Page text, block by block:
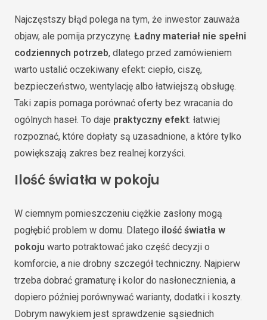
Najczęstszy błąd polega na tym, że inwestor zauważa
objaw, ale pomija przyczynę. Ładny materiał nie spełni
codziennych potrzeb, dlatego przed zamówieniem
warto ustalić oczekiwany efekt: ciepło, ciszę,
bezpieczeństwo, wentylację albo łatwiejszą obsługę.
Taki zapis pomaga porównać oferty bez wracania do
ogólnych haseł. To daje praktyczny efekt: łatwiej
rozpoznać, które dopłaty są uzasadnione, a które tylko
powiększają zakres bez realnej korzyści.
Ilość światła w pokoju
W ciemnym pomieszczeniu ciężkie zasłony mogą
pogłębić problem w domu. Dlatego ilość światła w
pokoju warto potraktować jako część decyzji o
komforcie, a nie drobny szczegół techniczny. Najpierw
trzeba dobrać gramaturę i kolor do nasłonecznienia, a
dopiero później porównywać warianty, dodatki i koszty.
Dobrym nawykiem jest sprawdzenie sąsiednich